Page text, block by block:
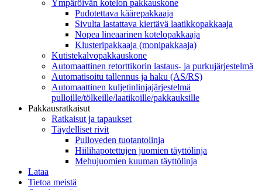
Ympäröivän kotelon pakkauskone
Pudotettava käärepakkaaja
Sivulta lastattava kiertävä laatikkopakkaaja
Nopea lineaarinen kotelopakkaaja
Klusteripakkaaja (monipakkaaja)
Kutistekalvopakkauskone
Automaattinen retorttikorin lastaus- ja purkujärjestelmä
Automatisoitu tallennus ja haku (AS/RS)
Automaattinen kuljetinlinjajärjestelmä
pulloille/tölkeille/laatikoille/pakkauksille
Pakkausratkaisut
Ratkaisut ja tapaukset
Täydelliset rivit
Pulloveden tuotantolinja
Hiilihapotettujen juomien täyttölinja
Mehujuomien kuuman täyttölinja
Lataa
Tietoa meistä